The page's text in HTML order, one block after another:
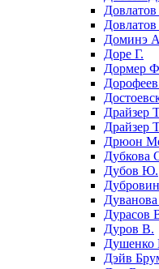
Доминэ
Доре Г.
Дормер
Драйзер
Драйзер
Дрюон
Дубкова
Дубов Ю.
Дурасов
Дуров В.
Душенко
Дэйв